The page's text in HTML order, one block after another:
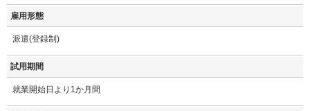
雇用形態
派遣(登録制)
試用期間
就業開始日より1か月間